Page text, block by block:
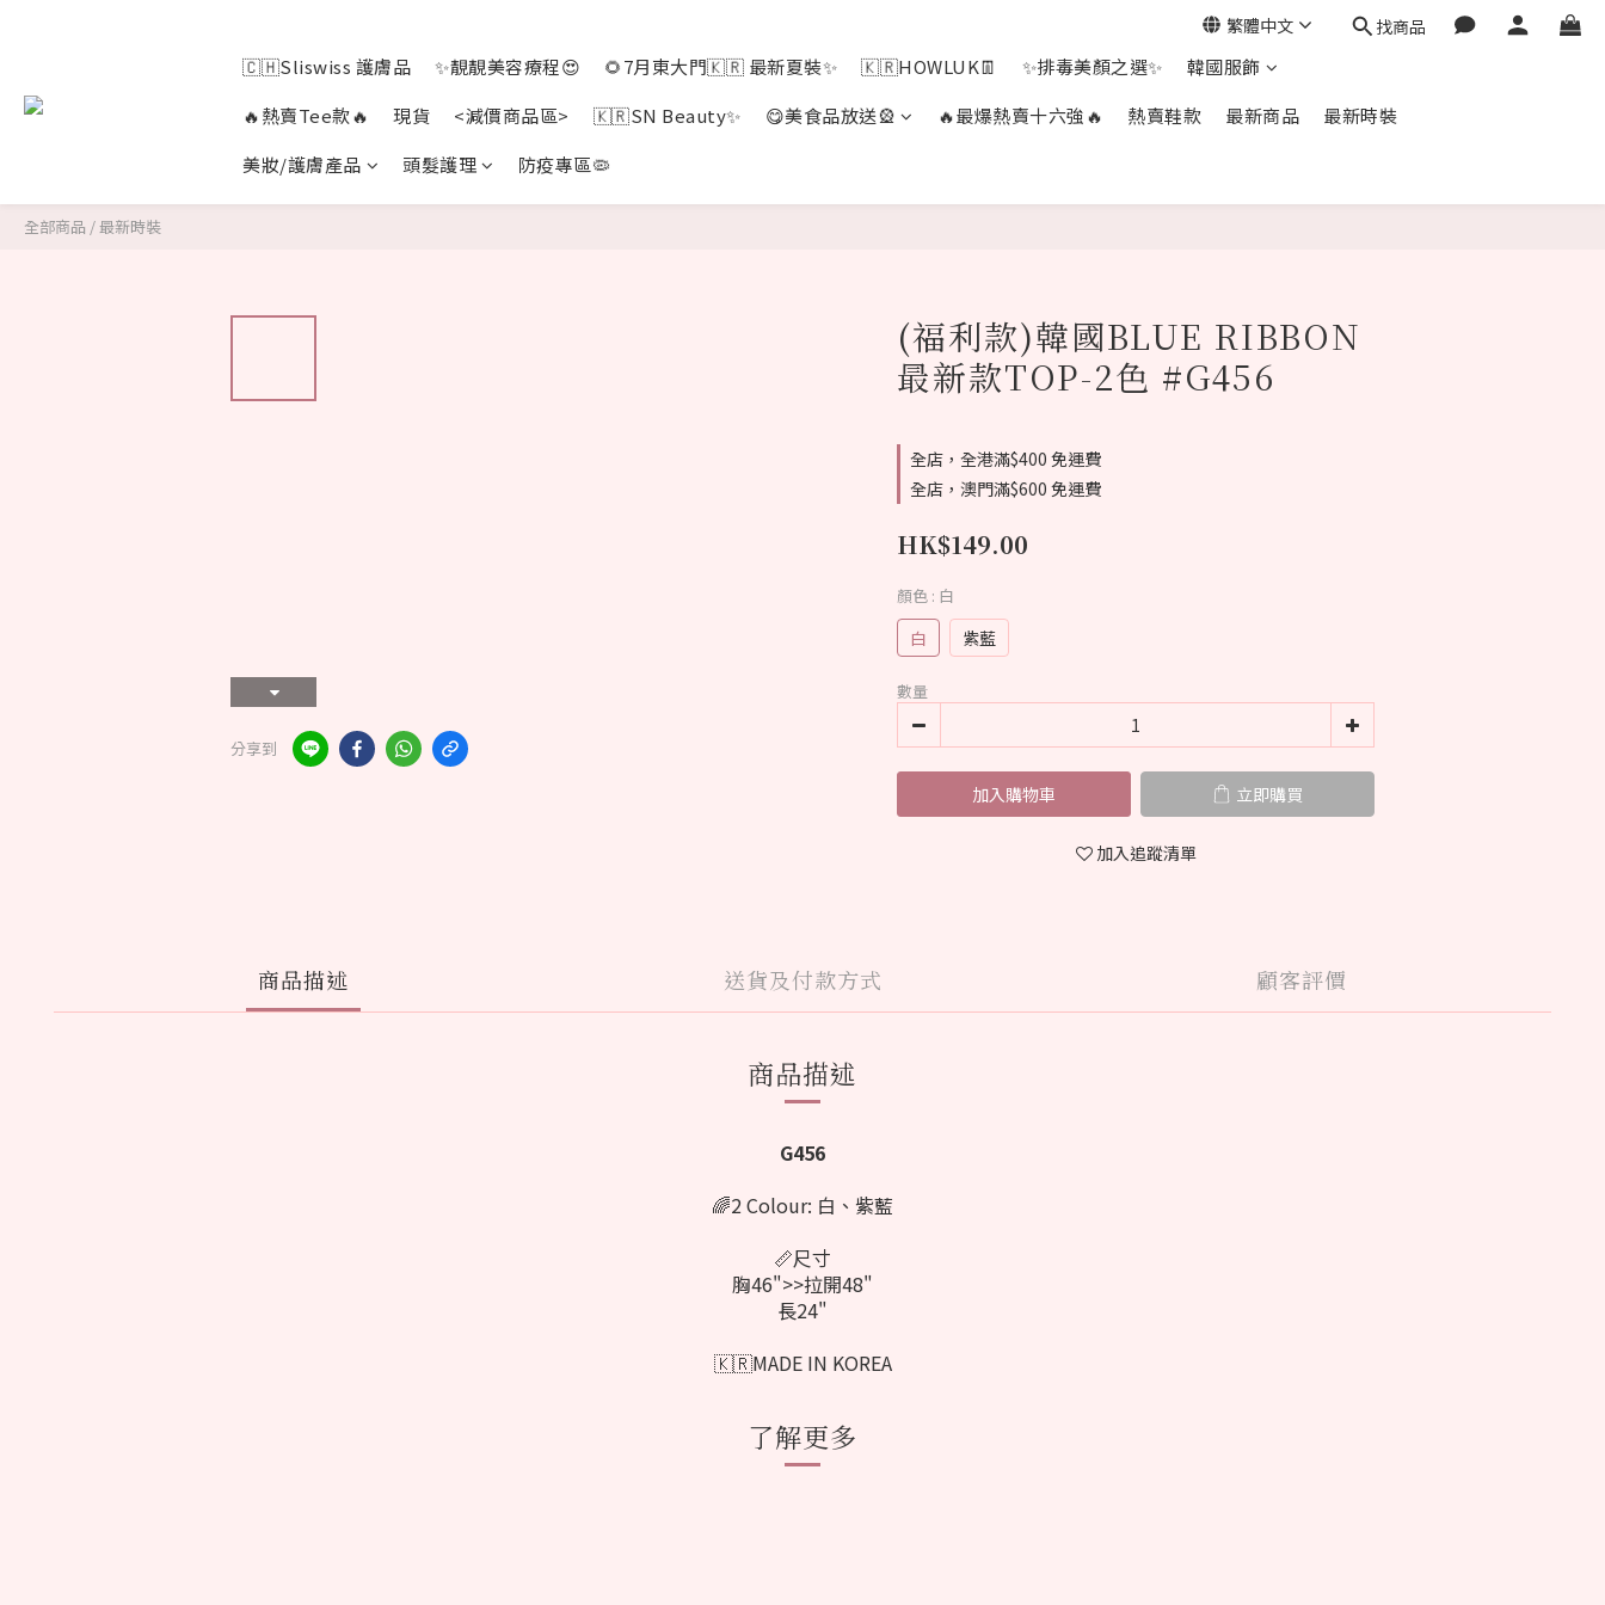
繁體中文 找商品
🇨🇭Sliswiss 護膚品 ✨靚靚美容療程😍 🌻7月東大門🇰🇷 最新夏裝✨ 🇰🇷HOWLUK👖 ✨排毒美顏之選✨
韓國服飾
🔥熱賣Tee款🔥
現貨 <減價商品區> 🇰🇷SN Beauty✨ 😋美食品放送🎡 🔥最爆熱賣十六強🔥 熱賣鞋款 最新商品
最新時裝
美妝/護膚產品
頭髮護理 防疫專區🦠
全部商品 /最新時裝
分享到
(福利款)韓國BLUE RIBBON
最新款TOP-2色 #G456
全店，全港滿$400 免運費
全店，澳門滿$600 免運費
HK$149.00
顏色 : 白
白 紫藍
數量
加入購物車 立即購買
加入追蹤清單
商品描述 送貨及付款方式 顧客評價
商品描述
G456
🌈2 Colour: 白 、 紫藍
📏尺寸
胸46">>拉開48"
長24"
🇰🇷MADE IN KOREA
了解更多